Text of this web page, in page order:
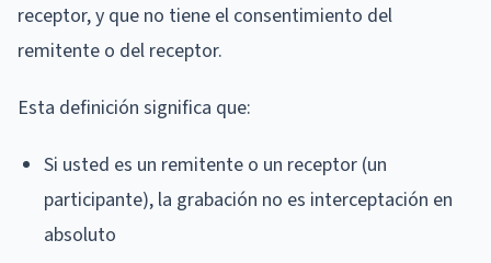
receptor, y que no tiene el consentimiento del
remitente o del receptor.
Esta definición significa que:
Si usted es un remitente o un receptor (un
participante), la grabación no es interceptación en
absoluto